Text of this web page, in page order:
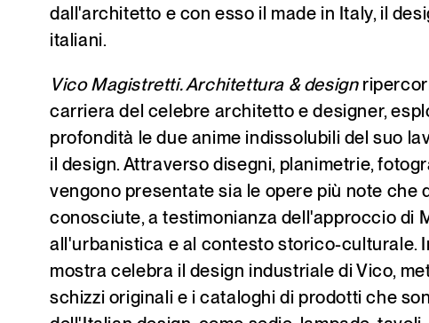
dall'architetto e con esso il made in Italy, il
italiani.
Vico Magistretti. Architettura & design
carriera del celebre architetto e designer,
profondità le due anime indissolubili del suo
il design. Attraverso disegni, planimetrie,
vengono presentate sia le opere più note che
conosciute, a testimonianza dell'approccio di
all'urbanistica e al contesto storico-culturale.
mostra celebra il design industriale di Vico,
schizzi originali e i cataloghi di prodotti che